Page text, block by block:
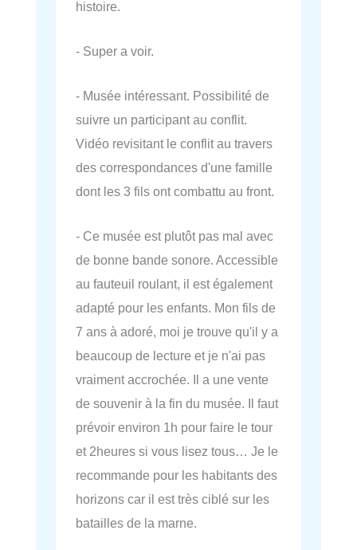
histoire.
- Super a voir.
- Musée intéressant. Possibilité de
suivre un participant au conflit.
Vidéo revisitant le conflit au travers
des correspondances d'une famille
dont les 3 fils ont combattu au front.
- Ce musée est plutôt pas mal avec
de bonne bande sonore. Accessible
au fauteuil roulant, il est également
adapté pour les enfants. Mon fils de
7 ans à adoré, moi je trouve qu'il y a
beaucoup de lecture et je n'ai pas
vraiment accrochée. Il a une vente
de souvenir à la fin du musée. Il faut
prévoir environ 1h pour faire le tour
et 2heures si vous lisez tous… Je le
recommande pour les habitants des
horizons car il est très ciblé sur les
batailles de la marne.